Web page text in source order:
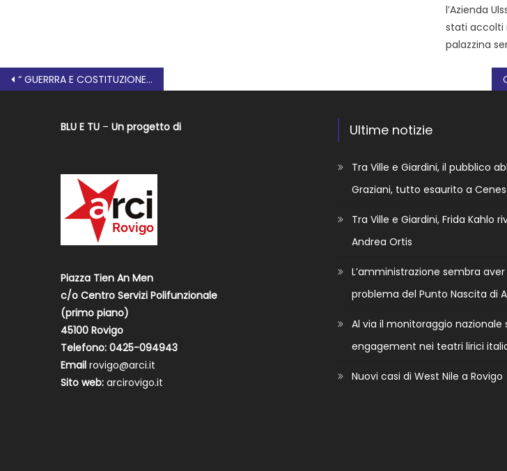
l’Azienda
stati accolti
palazzina
“ GUERRRA E COSTITUZIONE “ 2° EDIZIONE di LETTERATURA, MEMORIA e RESISTENZA a FRATTA POLESINE
BLU E TU –Un progetto di
Piazza Tien An Men
c/o Centro Servizi Polifunzionale
(primo piano)
45100 Rovigo
Telefono: 0425-094943
Emailrovigo@arci.it
Sito web:arcirovigo.it
Ultime notizie
Tra Ville e Giardini, il pubblico
Graziani, tutto esaurito a
Tra Ville e Giardini, Frida Kahlo
Andrea Ortis
L’amministrazione sembra
problema del Punto Nascita di
Al via il monitoraggio nazionale
engagement nei teatri lirici
Nuovi casi di West Nile a Rovigo